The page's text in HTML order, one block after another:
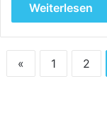
Weiterlesen
« 1 2